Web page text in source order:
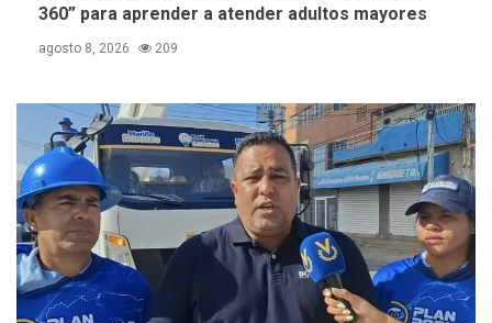
360” para aprender a atender adultos mayores
agosto 8, 2026 209